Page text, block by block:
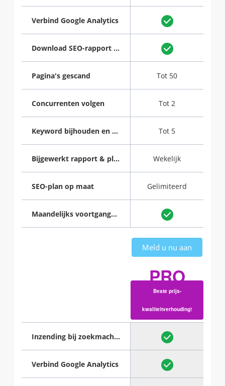
Verbind Google Analytics
Download SEO-rapport als PDF
Pagina's gescand
Concurrenten volgen
Keyword bijhouden en optimaliseren
Bijgewerkt rapport & plan
SEO-plan op maat
Maandelijks voortgangsrapport
Tot 50
Tot 2
Tot 5
Wekelijk
Gelimiteerd
Meld u nu aan
Inzending bij zoekmachine
Verbind Google Analytics
PRO
Beste prijs-
kwaliteitverhouding!
Rp. 214,143/p.m